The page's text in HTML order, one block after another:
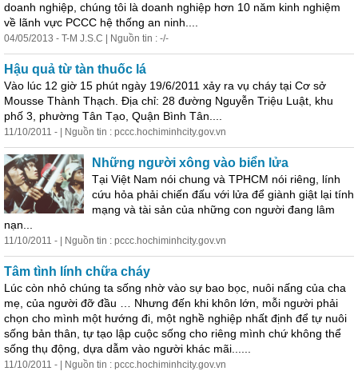
doanh nghiệp, chúng tôi là doanh nghiệp hơn 10 năm kinh nghiệm
về lãnh vực PCCC hệ thống an ninh....
04/05/2013 - T-M J.S.C | Nguồn tin : -/-
Hậu quả từ tàn thuốc lá
Vào lúc 12 giờ 15 phút ngày 19/6/2011 xảy ra vụ cháy tại Cơ sở
Mousse Thành Thạch. Địa chỉ: 28 đường Nguyễn Triệu Luật, khu
phố 3, phường Tân Tạo, Quận Bình Tân....
11/10/2011 - | Nguồn tin : pccc.hochiminhcity.gov.vn
Những người xông vào biển lửa
Tại Việt Nam nói chung và TPHCM nói riêng, lính
cứu hỏa phải chiến đấu với lửa để giành giật lại tính
mạng và tài sản của những con người đang lâm
nạn...
11/10/2011 - | Nguồn tin : pccc.hochiminhcity.gov.vn
Tâm tình lính chữa cháy
Lúc còn nhỏ chúng ta sống nhờ vào sự bao bọc, nuôi nấng của cha
mẹ, của người đỡ đầu … Nhưng đến khi khôn lớn, mỗi người phải
chọn cho mình một hướng đi, một nghề nghiệp nhất định để tự nuôi
sống bản thân, tự tạo lập cuộc sống cho riêng mình chứ không thể
sống thụ động, dựa dẫm vào người khác mãi......
11/10/2011 - | Nguồn tin : pccc.hochiminhcity.gov.vn